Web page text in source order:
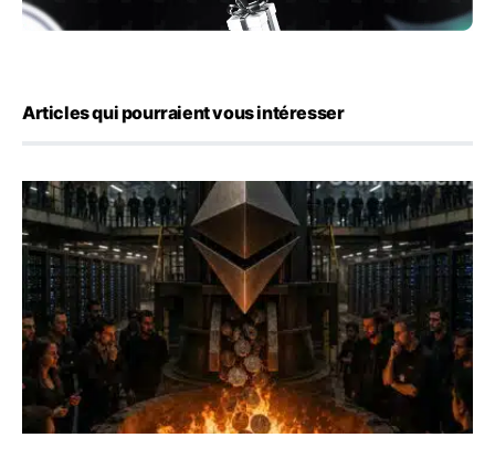
Articles qui pourraient vous intéresser
ETH : Ethereum veut brûler les récompenses des